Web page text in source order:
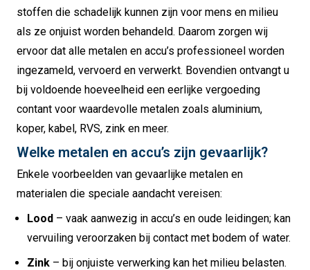
stoffen die schadelijk kunnen zijn voor mens en milieu
als ze onjuist worden behandeld. Daarom zorgen wij
ervoor dat alle metalen en accu’s professioneel worden
ingezameld, vervoerd en verwerkt. Bovendien ontvangt u
bij voldoende hoeveelheid een eerlijke vergoeding
contant voor waardevolle metalen zoals aluminium,
koper, kabel, RVS, zink en meer.
Welke metalen en accu’s zijn gevaarlijk?
Enkele voorbeelden van gevaarlijke metalen en
materialen die speciale aandacht vereisen:
Lood – vaak aanwezig in accu’s en oude leidingen; kan
vervuiling veroorzaken bij contact met bodem of water.
Zink – bij onjuiste verwerking kan het milieu belasten.